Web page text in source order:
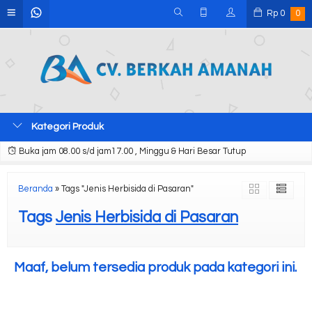
Rp 0 0
Kategori Produk
Buka jam 08.00 s/d jam17.00 , Minggu & Hari Besar Tutup
Beranda » Tags "Jenis Herbisida di Pasaran"
Tags Jenis Herbisida di Pasaran
Maaf, belum tersedia produk pada kategori ini.